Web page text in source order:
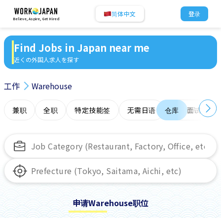
Believe, Aspire, Get Hired
简体中文 登录
Find Jobs in Japan near me
近くの外国人求人を探す
工作 Warehouse
兼职 全职 特定技能签 无需日语 在线面试
仓库
申请Warehouse职位